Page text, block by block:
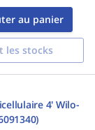
au panier
les stocks
4' Wilo-